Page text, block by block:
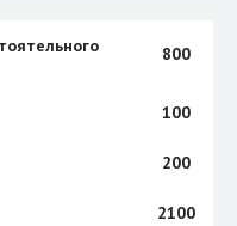
800
100
200
2100